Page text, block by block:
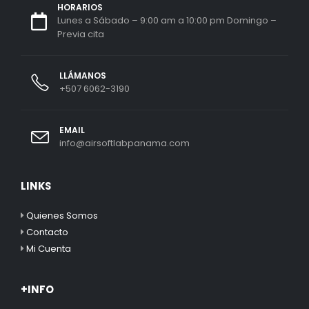
HORARIOS
Lunes a Sábado – 9:00 am a 10:00 pm Domingo –
Previa cita
LLÁMANOS
+507 6062-3190
EMAIL
info@airsoftlabpanama.com
LINKS
Quienes Somos
Contacto
Mi Cuenta
+INFO